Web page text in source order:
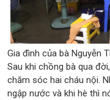
Gia đình của bà Nguyễn
Sau khi chồng bà qua
chăm sóc hai cháu nội.
ngập nước và khi hè thì